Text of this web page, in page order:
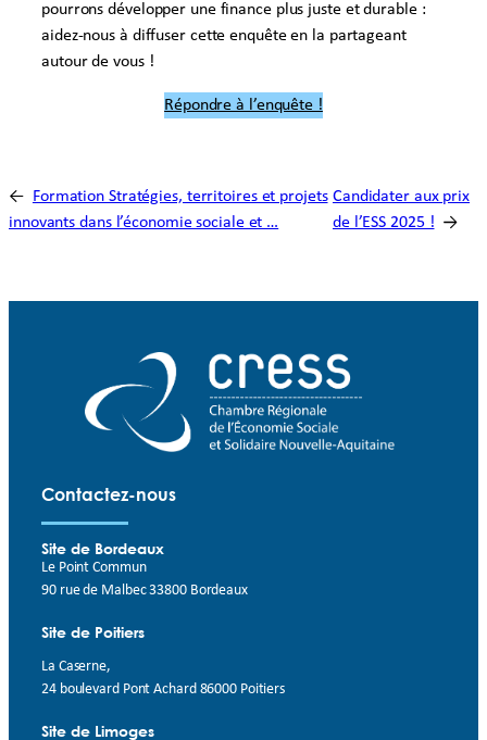
pourrons développer une finance plus juste et durable :
aidez-nous à diffuser cette enquête en la partageant
autour de vous !
Répondre à l’enquête !
← Formation Stratégies, territoires et projets
innovants dans l’économie sociale et …
Candidater aux prix
de l’ESS 2025 ! →
Contactez-nous
Site de Bordeaux
Le Point Commun
90 rue de Malbec 33800 Bordeaux
Site de Poitiers
La Caserne,
24 boulevard Pont Achard 86000 Poitiers
Site de Limoges